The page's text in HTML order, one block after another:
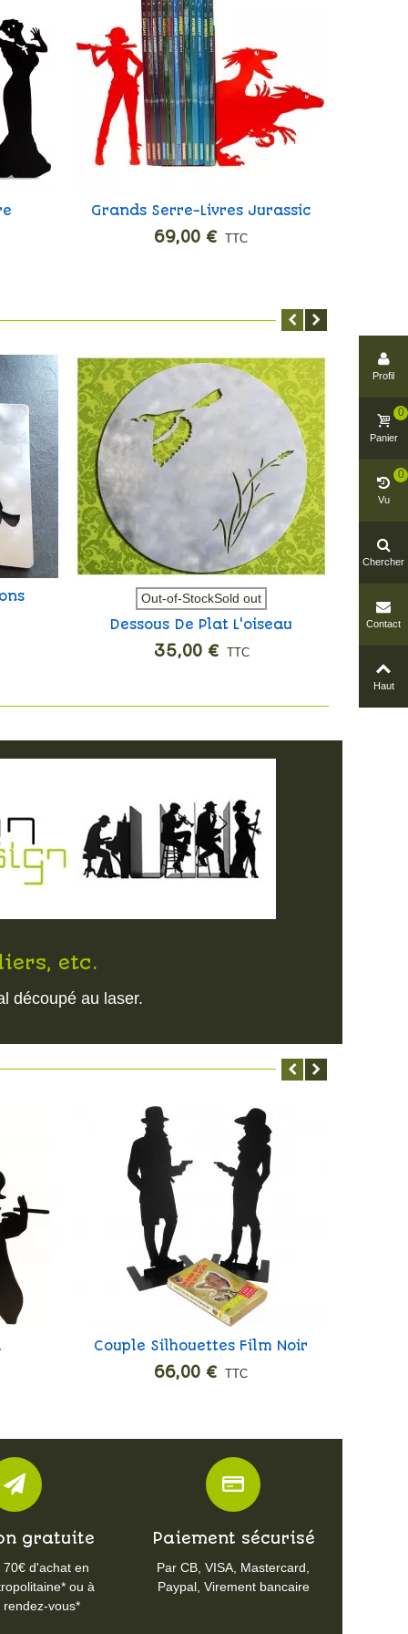
Ajouter
Grands Serre-Livres Jurassic
Hunters
69,00 € TTC
Vue rapide
Out-of-StockSold out
Dessous De Plat L'oiseau
35,00 € TTC
etc.
découpé au laser.
Ajouter
Couple Silhouettes Film Noir
66,00 € TTC
gratuite
70€ d'achat en
ou à
rendez-vous*
Paiement sécurisé
Par CB, VISA, Mastercard,
Paypal, Virement bancaire
Profil
Panier
0
Vu
0
Chercher
Contact
Haut